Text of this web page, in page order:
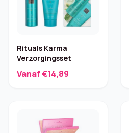
Rituals Karma
Verzorgingsset
Vanaf €14,89